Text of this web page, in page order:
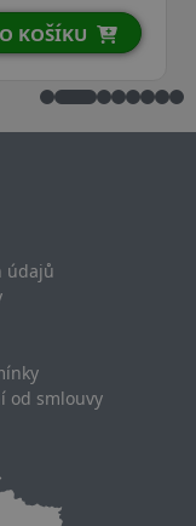
údajů
od smlouvy